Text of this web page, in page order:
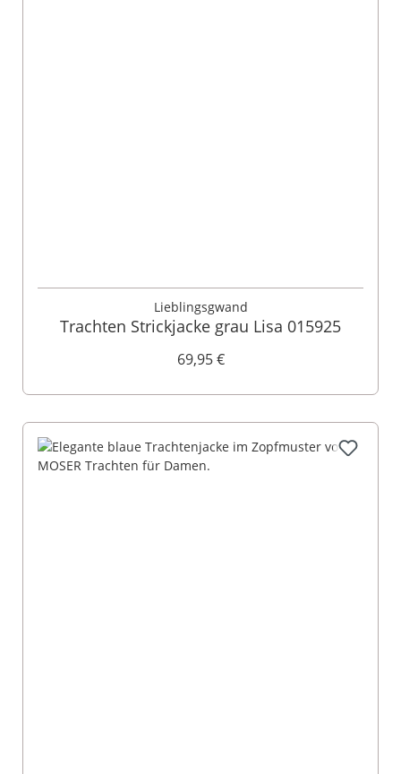
Lieblingsgwand
Trachten Strickjacke grau Lisa 015925
69,95 €